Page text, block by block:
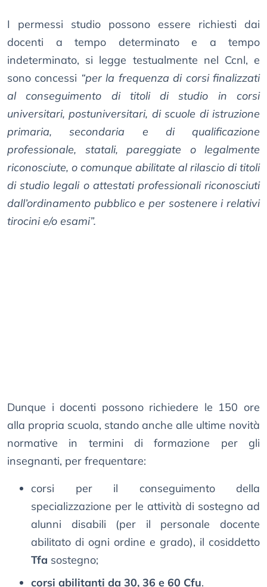
I permessi studio possono essere richiesti dai
docenti a tempo determinato e a tempo
indeterminato, si legge testualmente nel Ccnl, e
sono concessi “per la frequenza di corsi finalizzati
al conseguimento di titoli di studio in corsi
universitari, postuniversitari, di scuole di istruzione
primaria, secondaria e di qualificazione
professionale, statali, pareggiate o legalmente
riconosciute, o comunque abilitate al rilascio di titoli
di studio legali o attestati professionali riconosciuti
dall’ordinamento pubblico e per sostenere i relativi
tirocini e/o esami”.
Dunque i docenti possono richiedere le 150 ore
alla propria scuola, stando anche alle ultime novità
normative in termini di formazione per gli
insegnanti, per frequentare:
corsi per il conseguimento della
specializzazione per le attività di sostegno ad
alunni disabili (per il personale docente
abilitato di ogni ordine e grado), il cosiddetto
Tfa sostegno;
corsi abilitanti da 30, 36 e 60 Cfu.